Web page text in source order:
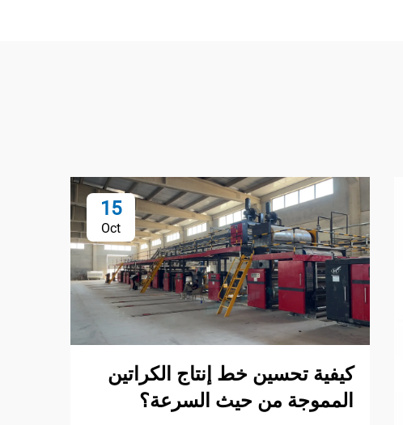
15
Oct
كيفية تحسين خط إنتاج الكراتين
المموجة من حيث السرعة؟